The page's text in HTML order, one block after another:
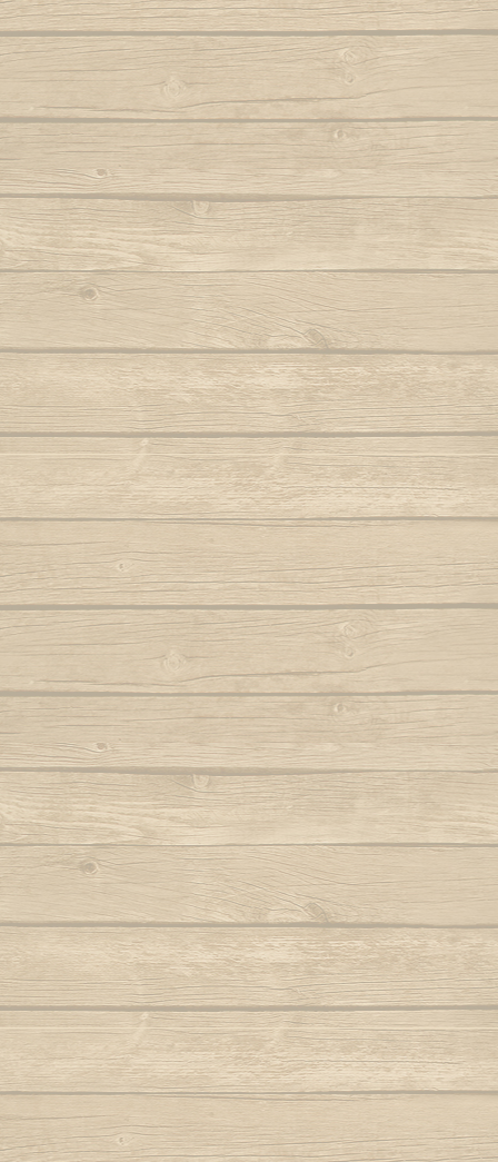
Dendê
Dende mare
Dona Maria como vai você
E caminhador
Autor : Mestre Ramos (Senzala)
E da nossa cor
E e e Viola
Autor : Mestre Kim
E hoje tem capoeira
Autor : Mestre Camisa (Abada)
E la la eh la eh la
Autor : Mestre Esquilo
E marinheiro
Autor : Fala Mansa (Capoeira Abada)
Eh Bahia
Autor : Mestre Boneco Canta
Ela e linda a Capoeira
Autor : Mestre Capu
Ela te chama (Capoeira vem)
Autor : Contra-Mestre Chicão
Eu acabei de chegar trazendo dendê
Eu quero voltar
Autor : Faisca (Grupo Candeias)
Eu vou tambem, eu vou pro mar
Autor : Lagarto (Grupo Camangula)
Familia de ouro
Autor : Mestre Chicote (Cordão de Ouro
Paris)
Folha seca
Hoje eu tava pensando em casa
Autor : Professor Pretinho
Hoje me leva o coração pra Bahia
Autor : Graduado Voador (Capoeira Nagô)
Samba
Saudade
Autor : Boa
Autor : Mestre
Se
Mestre
Ser
Autor :
Autor :
Sou
Sou
Autor : Mestre
Tin tin
Autor : Mestre
Vou no